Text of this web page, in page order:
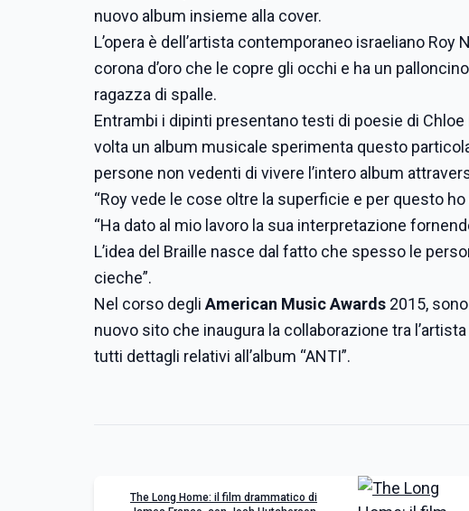
nuovo album insieme alla cover.
L’opera è dell’artista contemporaneo israeliano
corona d’oro che le copre gli occhi e ha un
ragazza di spalle.
Entrambi i dipinti presentano testi di poesie di
volta un album musicale sperimenta questo
persone non vedenti di vivere l’intero album
“Roy vede le cose oltre la superficie e per questo
“Ha dato al mio lavoro la sua interpretazione
L’idea del Braille nasce dal fatto che spesso le
cieche”.
Nel corso degli American Music Awards 2015,
nuovo sito che inaugura la collaborazione tra
tutti dettagli relativi all’album “ANTI”.
The Long Home: il film drammatico di